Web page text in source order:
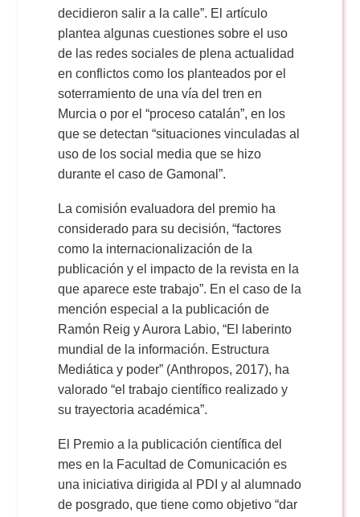
decidieron salir a la calle”. El artículo
plantea algunas cuestiones sobre el uso
de las redes sociales de plena actualidad
en conflictos como los planteados por el
soterramiento de una vía del tren en
Murcia o por el “proceso catalán”, en los
que se detectan “situaciones vinculadas al
uso de los social media que se hizo
durante el caso de Gamonal”.
La comisión evaluadora del premio ha
considerado para su decisión, “factores
como la internacionalización de la
publicación y el impacto de la revista en la
que aparece este trabajo”. En el caso de la
mención especial a la publicación de
Ramón Reig y Aurora Labio, “El laberinto
mundial de la información. Estructura
Mediática y poder” (Anthropos, 2017), ha
valorado “el trabajo científico realizado y
su trayectoria académica”.
El Premio a la publicación científica del
mes en la Facultad de Comunicación es
una iniciativa dirigida al PDI y al alumnado
de posgrado, que tiene como objetivo “dar